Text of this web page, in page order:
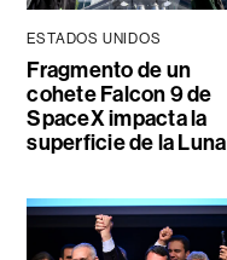
ESTADOS UNIDOS
Fragmento de un
cohete Falcon 9 de
SpaceX impacta la
superficie de la Luna